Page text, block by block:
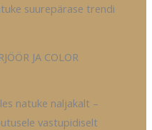
suurepärase trendi
JA COLOR
natuke naljakalt –
vastupidiselt